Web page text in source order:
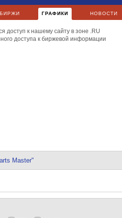
БИРЖИ ГРАФИКИ НОВОСТИ
доступ к нашему сайту в зоне .RU
доступа к биржевой информации
Master"
РусГидро Сбербанк Сургутнефтегаз